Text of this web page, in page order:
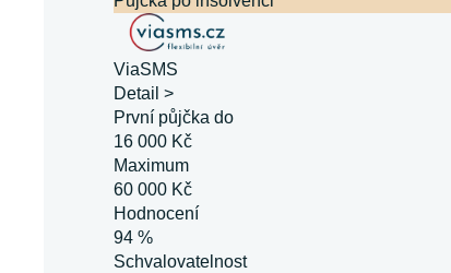
ViaSMS
Detail >
První půjčka do
16 000 Kč
Maximum
60 000 Kč
Hodnocení
94 %
Schvalovatelnost